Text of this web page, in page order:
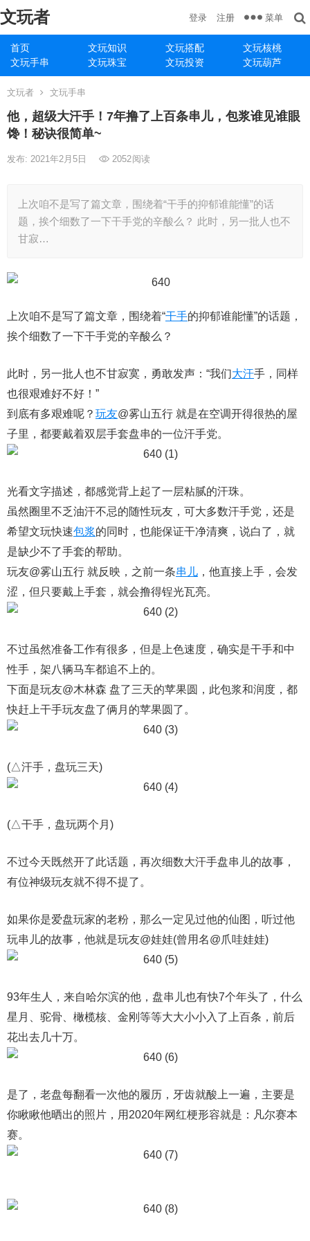
文玩者
首页 文玩知识 文玩搭配
文玩核桃
文玩手串
文玩珠宝 文玩投资 文玩葫芦
登录 注册 菜单
文玩者 文玩手串
他，超级大汗手！7年撸了上百条串儿，包浆谁见谁眼
馋！秘诀很简单~
发布: 2021年2月5日 2052阅读
上次咱不是写了篇文章，围绕着“干手的抑郁谁能懂”的话
题，挨个细数了一下干手党的辛酸么？ 此时，另一批人也不
甘寂…
上次咱不是写了篇文章，围绕着“干手的抑郁谁能懂”的话题，
挨个细数了一下干手党的辛酸么？
此时，另一批人也不甘寂寞，勇敢发声：“我们大汗手，同样
也很艰难好不好！”
到底有多艰难呢？ 玩友@雾山五行 就是在空调开得很热的屋
子里，都要戴着双层手套盘串的一位汗手党。
光看文字描述，都感觉背上起了一层粘腻的汗珠。
虽然圈里不乏油汗不忌的随性玩友，可大多数汗手党，还是
希望文玩快速包浆的同时，也能保证干净清爽，说白了，就
是缺少不了手套的帮助。
玩友@雾山五行 就反映，之前一条串儿 ，他直接上手，会发
涩，但只要戴上手套，就会撸得锃光瓦亮。
不过虽然准备工作有很多，但是上色速度，确实是干手和中
性手，架八辆马车都追不上的。
下面是玩友@木林森 盘了三天的苹果圆，此包浆和润度，都
快赶上干手玩友盘了俩月的苹果圆了。
(△汗手，盘玩三天)
(△干手，盘玩两个月)
不过今天既然开了此话题，再次细数大汗手盘串儿的故事，
有位神级玩友就不得不提了。
如果你是爱盘玩家的老粉，那么一定见过他的仙图，听过他
玩串儿的故事，他就是玩友@娃娃(曾用名@爪哇娃娃)
93年生人，来自哈尔滨的他，盘串儿也有快7个年头了，什么
星月、驼骨、橄榄核、金刚等等大大小小入了上百条，前后
花出去几十万。
是了，老盘每翻看一次他的履历，牙齿就酸上一遍，主要是
你瞅瞅他晒出的照片，用2020年网红梗形容就是：凡尔赛本
赛。